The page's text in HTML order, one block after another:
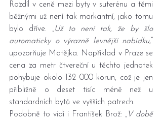
Rozdíl v ceně mezi byty v suterénu a těmi
běžnými už není tak markantní, jako tomu
bylo dříve. „Už to není tak, že by šlo
automaticky o výrazně levnější nabídku,“
upozorňuje Matějka. Například v Praze se
cena za metr čtvereční u těchto jednotek
pohybuje okolo 132 000 korun, což je jen
přibližně o deset tisíc méně než u
standardních bytů ve vyšších patrech.
Podobně to vidí i František Brož: „ V době